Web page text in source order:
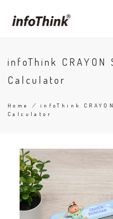
main
infoThink CRAYON
Calculator
Breadcrumb
Home / infoThink
Calculator